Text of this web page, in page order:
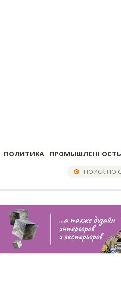
ПОЛИТИКА ПРОМЫШЛЕННОСТЬ